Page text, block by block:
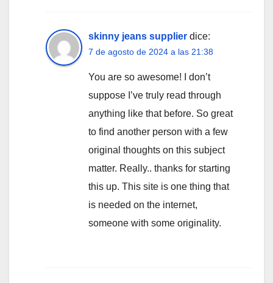
skinny jeans supplier dice:
7 de agosto de 2024 a las 21:38
You are so awesome! I don’t
suppose I’ve truly read through
anything like that before. So great
to find another person with a few
original thoughts on this subject
matter. Really.. thanks for starting
this up. This site is one thing that
is needed on the internet,
someone with some originality.